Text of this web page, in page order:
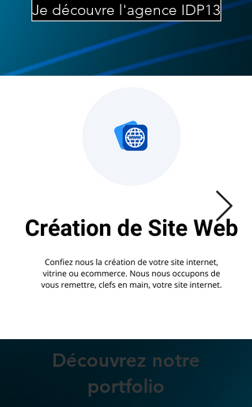
Je découvre l'agence IDP13
Découvrez notre
portfolio